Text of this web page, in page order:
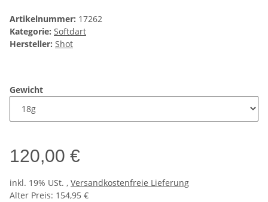
Artikelnummer: 17262
Kategorie: Softdart
Hersteller: Shot
Gewicht
120,00 €
inkl. 19% USt. , Versandkostenfreie Lieferung
Alter Preis: 154,95 €